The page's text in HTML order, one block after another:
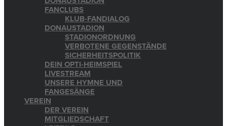
FANCLUBS
KLUB-FANDIALOG
DONAUSTADION
STADIONORDNUNG
VERBOTENE GEGENSTÄNDE
SICHERHEITSPOLITIK
DEIN OPTI-HEIMSPIEL
LIVESTREAM
UNSERE HYMNE UND
FANGESÄNGE
VEREIN
DER VEREIN
MITGLIEDSCHAFT